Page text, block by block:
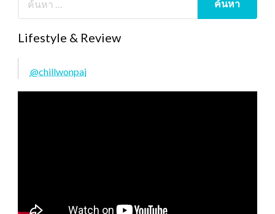
Lifestyle & Review
@chillwonpai